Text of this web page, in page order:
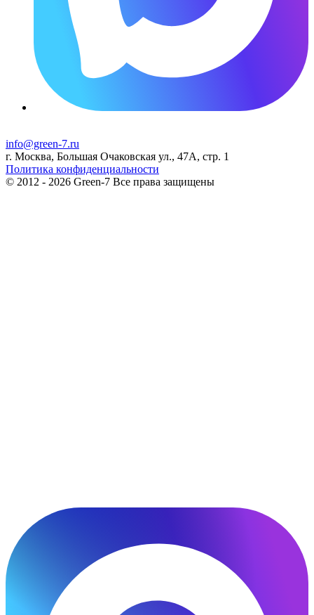
info@green-7.ru
г. Москва, Большая Очаковская ул., 47А, стр. 1
Политика конфиденциальности
© 2012 - 2026 Green-7 Все права защищены